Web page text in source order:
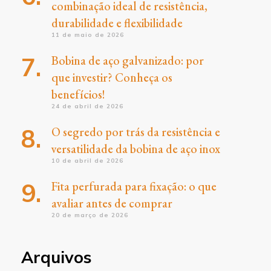
combinação ideal de resistência,
durabilidade e flexibilidade
11 de maio de 2026
Bobina de aço galvanizado: por
que investir? Conheça os
benefícios!
24 de abril de 2026
O segredo por trás da resistência e
versatilidade da bobina de aço inox
10 de abril de 2026
Fita perfurada para fixação: o que
avaliar antes de comprar
20 de março de 2026
Arquivos